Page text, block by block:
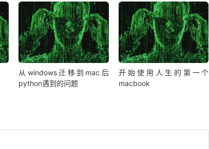
从windows迁移到mac后
python遇到的问题
开始使用人生的第一个
macbook